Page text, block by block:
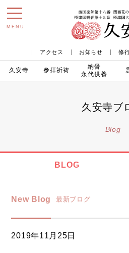
toggle
navigation
MENU
アクセス お知らせ 修
久安寺 参拝祈祷
納骨
永代供養
久安寺ブ
Blog
BLOG
New Blog 最新ブログ
2019年11月25日